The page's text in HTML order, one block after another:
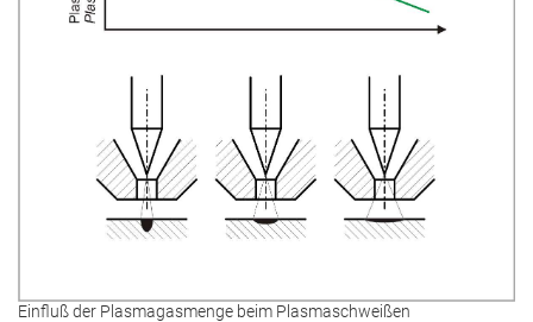
Einfluß der Plasmagasmenge beim Plasmaschweißen